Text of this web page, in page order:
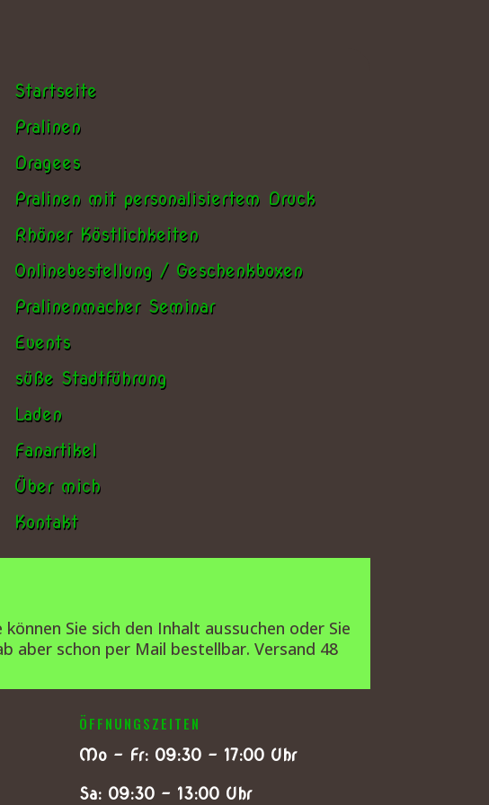
Startseite
Pralinen
Dragees
Pralinen mit personalisiertem Druck
Rhöner Köstlichkeiten
Onlinebestellung / Geschenkboxen
Pralinenmacher Seminar
Events
süße Stadtführung
Laden
Fanartikel
Über mich
Kontakt
Sie sich den Inhalt aussuchen oder Sie
aber schon per Mail bestellbar. Versand 48
ÖFFNUNGSZEITEN
Mo – Fr: 09:30 – 17:00 Uhr
Sa: 09:30 – 13:00 Uhr